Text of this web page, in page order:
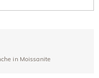
in Moissanite